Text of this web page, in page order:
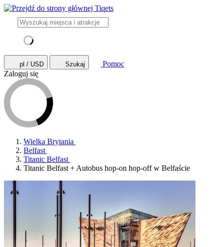
pl / USD Szukaj
Pomoc
Zaloguj się
Wielka Brytania
Belfast
Titanic Belfast
Titanic Belfast + Autobus hop-on hop-off w Belfaście